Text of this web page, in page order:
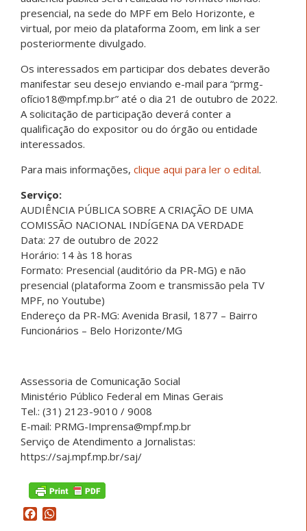
presencial, na sede do MPF em Belo Horizonte, e
virtual, por meio da plataforma Zoom, em link a ser
posteriormente divulgado.
Os interessados em participar dos debates deverão
manifestar seu desejo enviando e-mail para “prmg-
ofício18@mpf.mp.br” até o dia 21 de outubro de 2022.
A solicitação de participação deverá conter a
qualificação do expositor ou do órgão ou entidade
interessados.
Para mais informações, clique aqui para ler o edital.
Serviço:
AUDIÊNCIA PÚBLICA SOBRE A CRIAÇÃO DE UMA
COMISSÃO NACIONAL INDÍGENA DA VERDADE
Data: 27 de outubro de 2022
Horário: 14 às 18 horas
Formato: Presencial (auditório da PR-MG) e não
presencial (plataforma Zoom e transmissão pela TV
MPF, no Youtube)
Endereço da PR-MG: Avenida Brasil, 1877 – Bairro
Funcionários – Belo Horizonte/MG
Assessoria de Comunicação Social
Ministério Público Federal em Minas Gerais
Tel.: (31) 2123-9010 / 9008
E-mail: PRMG-Imprensa@mpf.mp.br
Serviço de Atendimento a Jornalistas:
https://saj.mpf.mp.br/saj/
Facebook